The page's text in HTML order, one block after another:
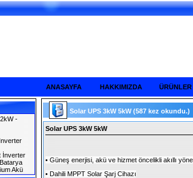
ANASAYFA HAKKIMIZDA ÜRÜNLER
-
İnverter
Akü
Solar UPS 3kW 5kW(587 kez okundu.)
Solar UPS 3kW 5kW
• Güneş enerjisi, akü ve hizmet öncelikli akıllı
• Dahili MPPT Solar Şarj Cihazı